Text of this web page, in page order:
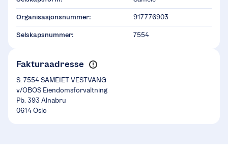
Organisasjonsnummer: 917776903
Selskapsnummer: 7554
Fakturaadresse
S. 7554 SAMEIET VESTVANG
v/OBOS Eiendomsforvaltning
Pb. 393 Alnabru
0614 Oslo